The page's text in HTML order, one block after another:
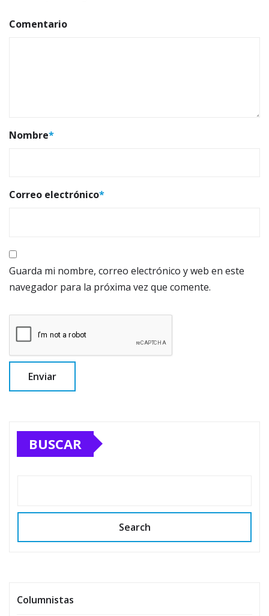
Comentario
Nombre*
Correo electrónico*
Guarda mi nombre, correo electrónico y web en este
navegador para la próxima vez que comente.
BUSCAR
Search
Columnistas